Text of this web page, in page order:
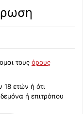
τους όρους
ετών ή ότι
ή επιτρόπου